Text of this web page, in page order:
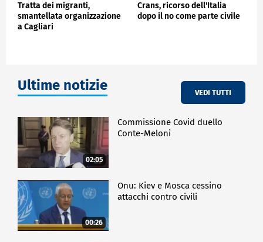
Tratta dei migranti,
smantellata organizzazione
a Cagliari
Crans, ricorso dell'Italia
dopo il no come parte civile
Ultime notizie VEDI TUTTI
02:05
Commissione Covid duello
Conte-Meloni
00:26
Onu: Kiev e Mosca cessino
attacchi contro civili